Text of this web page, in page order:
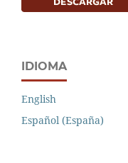
IDIOMA
English
Español (España)